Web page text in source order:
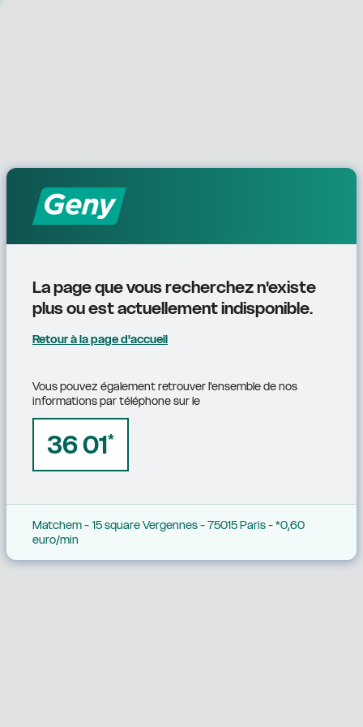
La page que vous recherchez n'existe
plus ou est actuellement indisponible.
Retour à la page d'accueil
Vous pouvez également retrouver l'ensemble de nos
informations par téléphone sur le
36 01*
Matchem - 15 square Vergennes - 75015 Paris - *0,60
euro/min